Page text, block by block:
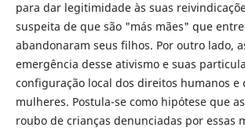
para dar legitimidade às suas
suspeita de que são "más mães" que
abandonaram seus filhos. Por outro lado,
emergência desse ativismo e suas
configuração local dos direitos humanos e
mulheres. Postula-se como hipótese que
roubo de crianças denunciadas por essas